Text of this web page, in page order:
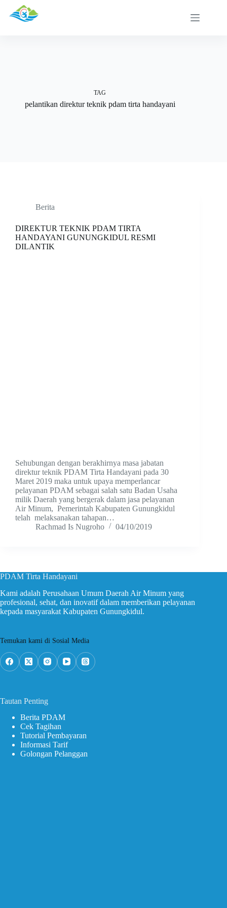
content
TAG
pelantikan direktur teknik pdam tirta handayani
Berita
DIREKTUR TEKNIK PDAM TIRTA
HANDAYANI GUNUNGKIDUL RESMI
DILANTIK
Sehubungan dengan berakhirnya masa jabatan
direktur teknik PDAM Tirta Handayani pada 30
Maret 2019 maka untuk upaya memperlancar
pelayanan PDAM sebagai salah satu Badan Usaha
milik Daerah yang bergerak dalam jasa pelayanan
Air Minum, Pemerintah Kabupaten Gunungkidul
telah melaksanakan tahapan…
Rachmad Is Nugroho
04/10/2019
PDAM Tirta Handayani
Kami adalah Perusahaan Umum Daerah Air Minum yang
profesional, sehat, dan inovatif dalam memberikan pelayanan
kepada masyarakat Kabupaten Gunungkidul.
Temukan kami di Sosial Media
Tautan Penting
Berita PDAM
Cek Tagihan
Tutorial Pembayaran
Informasi Tarif
Golongan Pelanggan